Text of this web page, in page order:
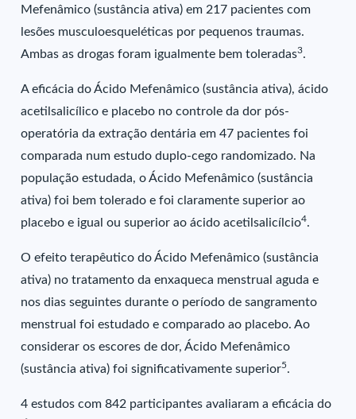
Mefenâmico (sustância ativa) em 217 pacientes com
lesões musculoesqueléticas por pequenos traumas.
Ambas as drogas foram igualmente bem toleradas3.
A eficácia do Ácido Mefenâmico (sustância ativa), ácido
acetilsalicílico e placebo no controle da dor pós-
operatória da extração dentária em 47 pacientes foi
comparada num estudo duplo-cego randomizado. Na
população estudada, o Ácido Mefenâmico (sustância
ativa) foi bem tolerado e foi claramente superior ao
placebo e igual ou superior ao ácido acetilsalicílcio4.
O efeito terapêutico do Ácido Mefenâmico (sustância
ativa) no tratamento da enxaqueca menstrual aguda e
nos dias seguintes durante o período de sangramento
menstrual foi estudado e comparado ao placebo. Ao
considerar os escores de dor, Ácido Mefenâmico
(sustância ativa) foi significativamente superior5.
4 estudos com 842 participantes avaliaram a eficácia do